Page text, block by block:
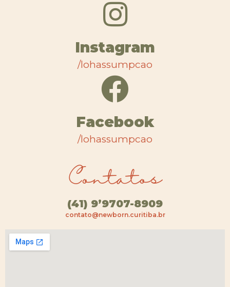
Instagram
/lohassumpcao
Facebook
/lohassumpcao
Contatos
(41) 9’9707-8909
contato@newborn.curitiba.br